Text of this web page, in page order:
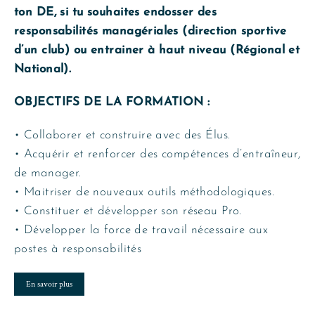
ton DE, si tu souhaites endosser des
responsabilités managériales (direction sportive
d’un club) ou entrainer à haut niveau (Régional et
National).
OBJECTIFS DE LA FORMATION :
• Collaborer et construire avec des Élus.
• Acquérir et renforcer des compétences d’entraîneur,
de manager.
• Maitriser de nouveaux outils méthodologiques.
• Constituer et développer son réseau Pro.
• Développer la force de travail nécessaire aux
postes à responsabilités
En savoir plus